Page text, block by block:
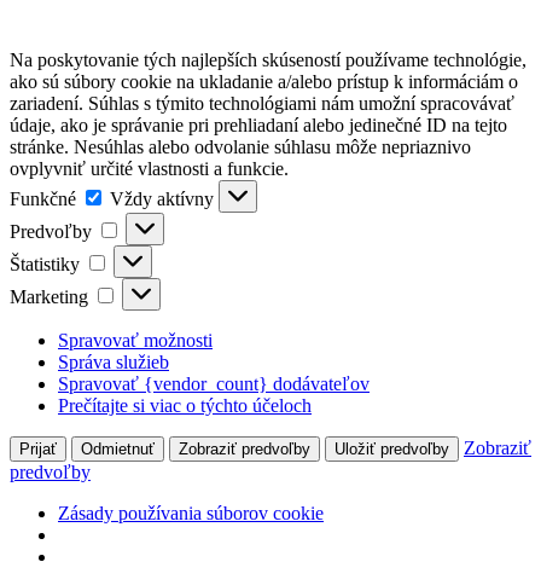
Na poskytovanie tých najlepších skúseností používame technológie,
ako sú súbory cookie na ukladanie a/alebo prístup k informáciám o
zariadení. Súhlas s týmito technológiami nám umožní spracovávať
údaje, ako je správanie pri prehliadaní alebo jedinečné ID na tejto
stránke. Nesúhlas alebo odvolanie súhlasu môže nepriaznivo
ovplyvniť určité vlastnosti a funkcie.
Funkčné
Funkčné
Vždy aktívny
Predvoľby
Predvoľby
Štatistiky Štatistiky
Marketing Marketing
Spravovať možnosti
Správa služieb
Spravovať {vendor_count} dodávateľov
Prečítajte si viac o týchto účeloch
Prijať Odmietnuť Zobraziť predvoľby Uložiť predvoľby
Zobraziť
predvoľby
Zásady používania súborov cookie